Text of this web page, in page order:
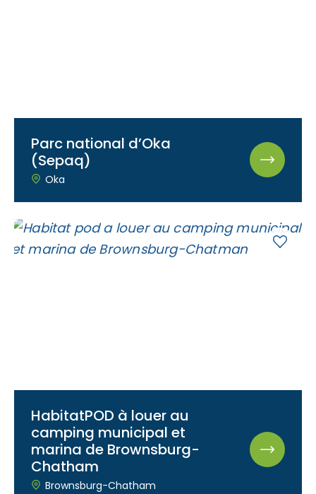
Parc national d’Oka
(Sepaq)
Oka
HabitatPOD à louer au
camping municipal et
marina de Brownsburg-
Chatham
Brownsburg-Chatham